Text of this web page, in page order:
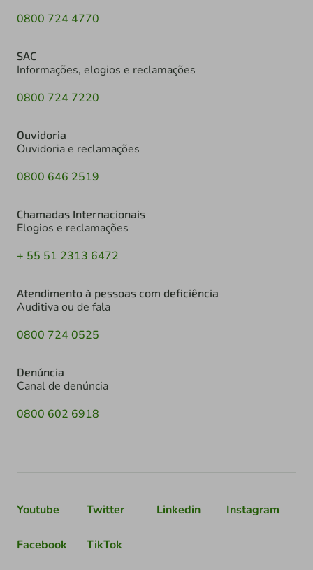
0800 724 4770
SAC
Informações, elogios e reclamações
0800 724 7220
Ouvidoria
Ouvidoria e reclamações
0800 646 2519
Chamadas Internacionais
Elogios e reclamações
+ 55 51 2313 6472
Atendimento à pessoas com deficiência
Auditiva ou de fala
0800 724 0525
Denúncia
Canal de denúncia
0800 602 6918
Youtube Twitter Linkedin Instagram
Facebook TikTok